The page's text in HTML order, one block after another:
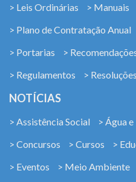
> Leis Ordinárias
> Manuais
> Plano de Contratação Anual
> Portarias
>
> Regulamentos
> Resoluções
NOTÍCIAS
> Assistência Social > Água
> Concursos
> Cursos >
> Eventos
> Meio Ambiente